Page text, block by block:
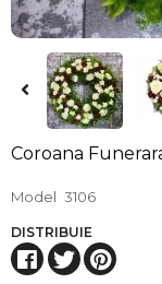
Coroana
Model 3106
DISTRIBUIE